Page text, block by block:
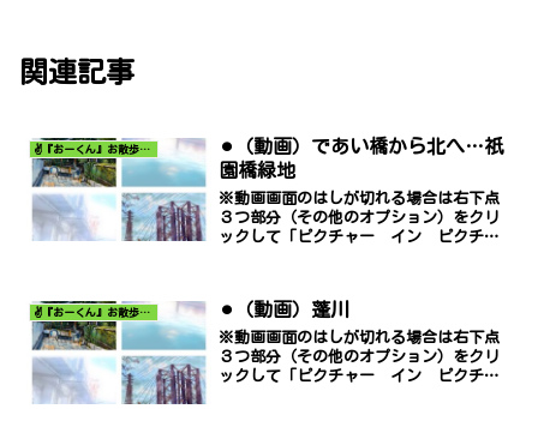
関連記事
✌️『おーくん』お散歩日記〜どんな出会いがあるだろう〜
⚫︎（動画）であい橋から北へ…祇
園橋緑地
※動画画面のはしが切れる場合は右下点
３つ部分（その他のオプション）をクリ
ックして「ピクチャー イン ピクチャ
✌️『おーくん』お散歩日記〜どんな出会いがあるだろう〜 ⚫︎（動画）蓬川
※動画画面のはしが切れる場合は右下点
３つ部分（その他のオプション）をクリ
ックして「ピクチャー イン ピクチャ